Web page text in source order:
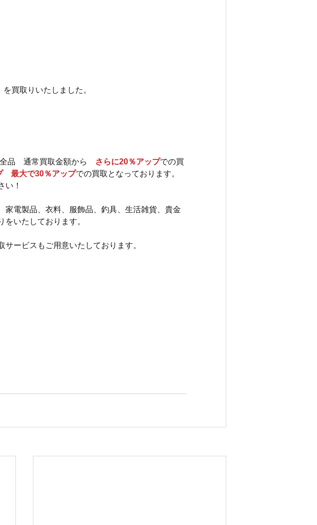
買取りいたしました。
品　通常買取金額から
さらに20％アップでの買
　最大で30％アップでの買取となっております。
い！
家電製品、衣料、服飾品、釣具、生活雑貨、貴金
いたしております。
ービスもご用意いたしております。